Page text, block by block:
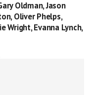
Oldman, Jason
Oliver Phelps,
Wright, Evanna Lynch,